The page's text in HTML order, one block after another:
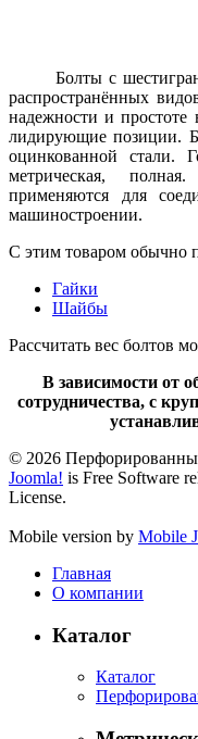
Болты с
распространённых
надежности и простоте
лидирующие позиции.
оцинкованной стали.
метрическая,
применяются для
машиностроении.
С этим товаром обычно
Гайки
Шайбы
Рассчитать вес болтов
В зависимости от
сотрудничества, с
© 2026
Joomla! is Free Software
License.
Mobile version by Mobile
Главная
О компании
Каталог
Каталог